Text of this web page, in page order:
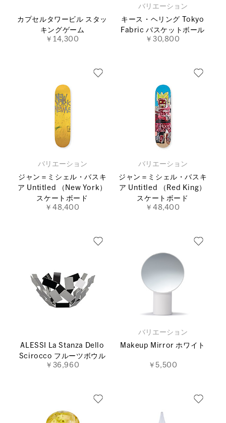
カプセルタワービル スタッ
キングゲーム
￥14,300
バリエーション
キース・ヘリング Tokyo
Fabric バスケットボール
￥30,800
バリエーション
ジャン＝ミシェル・バスキ
ア Untitled （New York）
スケートボード
￥48,400
バリエーション
ジャン＝ミシェル・バスキ
ア Untitled （Red King）
スケートボード
￥48,400
ALESSI La Stanza Dello
Scirocco フルーツボウル
￥36,960
バリエーション
Makeup Mirror ホワイト
￥5,500